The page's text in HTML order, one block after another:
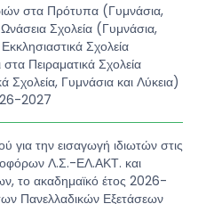
στα Πρότυπα (Γυμνάσια,
Σχολεία (Γυμνάσια,
Σχολεία
Πειραματικά Σχολεία
Σχολεία, Γυμνάσια και Λύκεια)
2027
για την εισαγωγή ιδιωτών στις
Λ.Σ.-ΕΛ.ΑΚΤ. και
το ακαδημαϊκό έτος 2026-
Πανελλαδικών Εξετάσεων